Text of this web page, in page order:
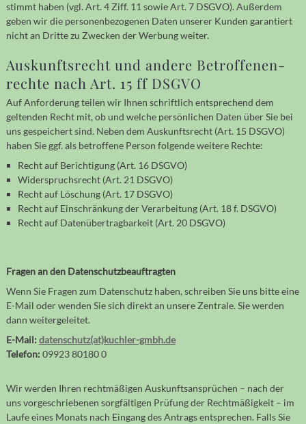
stimmt haben (vgl. Art. 4 Ziff. 11 sowie Art. 7 DSGVO). Außer­dem
geben wir die per­so­nen­be­zoge­nen Daten unserer Kunden garan­tiert
nicht an Dritte zu Zwecken der Werbung weiter.
Auskunftsrecht und andere Betroffenen­
rechte nach Art. 15 ff DSGVO
Auf Anforderung teilen wir Ihnen schriftlich ent­sprechend dem
geltenden Recht mit, ob und welche persön­lichen Daten über Sie bei
uns ge­speichert sind. Neben dem Aus­kunfts­recht (Art. 15 DSGVO)
haben Sie ggf. als betrof­fene Person folgende weitere Rechte:
Recht auf Berichtigung (Art. 16 DSGVO)
Widerspruchsrecht (Art. 21 DSGVO)
Recht auf Löschung (Art. 17 DSGVO)
Recht auf Einschränkung der Verarbeitung (Art. 18 f. DSGVO)
Recht auf Datenübertragbarkeit (Art. 20 DSGVO)
Fragen an den Datenschutzbeauftragten
Wenn Sie Fragen zum Datenschutz haben, schreiben Sie uns bitte eine
E-Mail oder wenden Sie sich direkt an unsere Zentrale. Sie werden
dann weitergeleitet.
E-Mail: datenschutz(at)kuchler-gmbh.de
Telefon: 09923 80180 0
Wir werden Ihren recht­mäßigen Auskunfts­an­sprüchen – nach der
uns vor­ge­schrie­be­nen sorg­fältigen Prüfung der Recht­mäßig­keit – im
Laufe eines Monats nach Ein­gang des Antrags ent­sprechen. Falls Sie